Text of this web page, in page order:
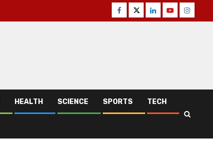
Facebook
TwitterLinkedinYoutube
HEALTH SCIENCE SPORTS TECH